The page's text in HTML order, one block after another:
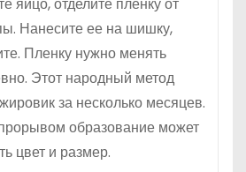
Нанесите ее на шишку,
Пленку нужно менять
Этот народный метод
за несколько месяцев.
образование может
цвет и размер.